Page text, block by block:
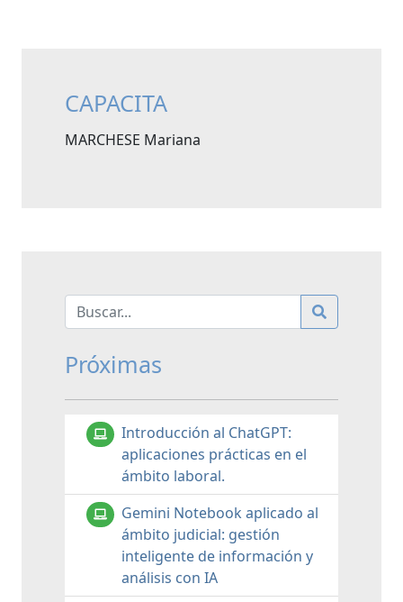
CAPACITA
MARCHESE Mariana
Próximas
Introducción al ChatGPT:
aplicaciones prácticas en el
ámbito laboral.
Gemini Notebook aplicado al
ámbito judicial: gestión
inteligente de información y
análisis con IA